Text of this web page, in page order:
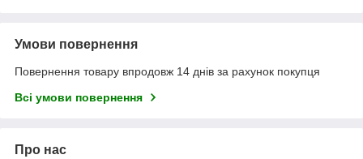
Умови повернення
Повернення товару впродовж 14 днів за рахунок покупця
Всі умови повернення
Про нас